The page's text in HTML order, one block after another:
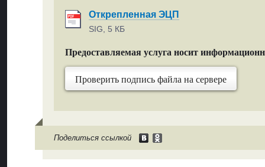
Открепленная ЭЦП
SIG, 5 КБ
Предоставляемая услуга носит
Проверить подпись файла на сервере
Поделиться ссылкой